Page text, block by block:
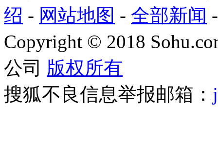
绍 - 网站地图 - 全部新闻
Copyright © 2018
公司 版权所有
搜狐不良信息举报邮箱：